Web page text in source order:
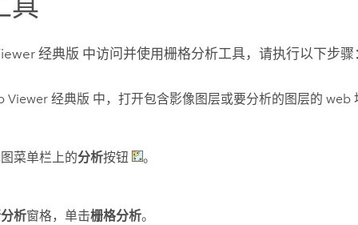
经典版 中访问并使用栅格分析工具，请执行以下步骤
Viewer 经典版 中，打开包含影像图层或要分析的图层的 web
菜单栏上的分析按钮 。
析窗格，单击栅格分析。